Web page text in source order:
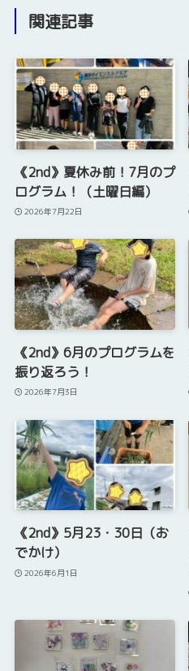
関連記事
《2nd》夏休み前！7月のプ
ログラム！（土曜日編）
2026年7月22日
《2nd》6月のプログラムを
振り返ろう！
2026年7月3日
《2nd》5月23・30日（お
でかけ）
2026年6月1日